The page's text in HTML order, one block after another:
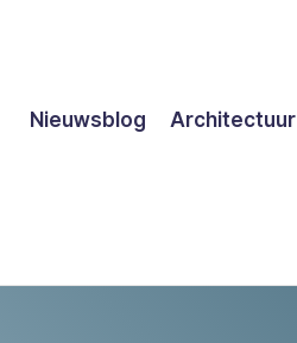
Nieuwsblog Architectuur